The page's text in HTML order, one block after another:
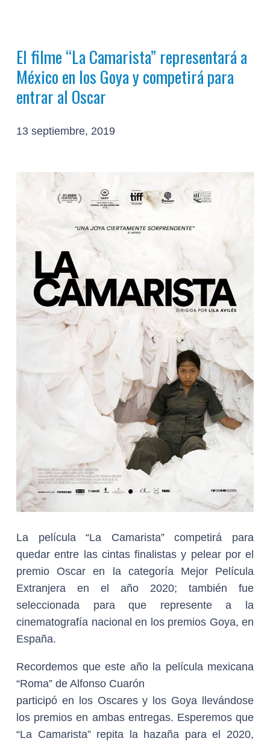
El filme “La Camarista” representará a
México en los Goya y competirá para
entrar al Oscar
13 septiembre, 2019
La película “La Camarista” competirá para
quedar entre las cintas finalistas y pelear por el
premio Oscar en la categoría Mejor Película
Extranjera en el año 2020; también fue
seleccionada para que represente a la
cinematografía nacional en los premios Goya, en
España.
Recordemos que este año la película mexicana
“Roma” de Alfonso Cuarón
participó en los Oscares y los Goya llevándose
los premios en ambas entregas. Esperemos que
“La Camarista” repita la hazaña para el 2020,